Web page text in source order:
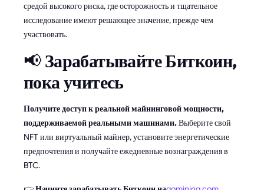
средой высокого риска, где осторожность и тщательное
исследование имеют решающее значение, прежде чем
участвовать.
📢Зарабатывайте Биткоин,
пока учитесь
Получите доступ к реальной майнинговой мощности,
поддерживаемой реальными машинами.Выберите свой
NFT или виртуальный майнер, установите энергетические
предпочтения и получайте ежедневные вознаграждения в
BTC.